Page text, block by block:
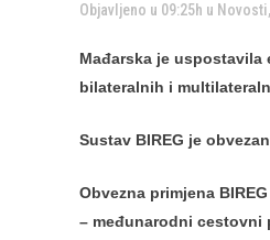
Objavljeno u 09:25h u Novosti,
Mađarska je
bilateralnih i
Sustav BIREG je
Obvezna primjena
– međunarodni cestovni